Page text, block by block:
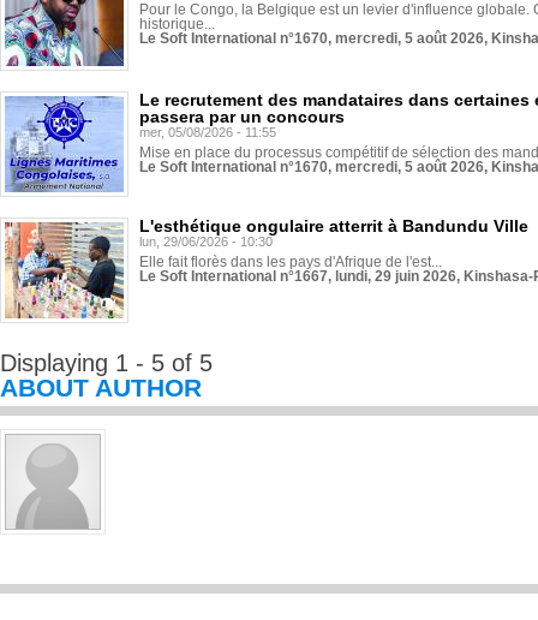
Pour le Congo, la Belgique est un levier d'influence globale.
historique...
Le Soft International n°1670, mercredi, 5 août 2026,
Le recrutement des mandataires dans
passera par un concours
mer, 05/08/2026 - 11:55
Mise en place du processus compétitif de sélection des
Le Soft International n°1670, mercredi, 5 août 2026,
L'esthétique ongulaire atterrit à Bandundu Ville
lun, 29/06/2026 - 10:30
Elle fait florès dans les pays d'Afrique de l'est...
Le Soft International n°1667, lundi, 29 juin 2026,
Displaying 1 - 5 of 5
ABOUT AUTHOR